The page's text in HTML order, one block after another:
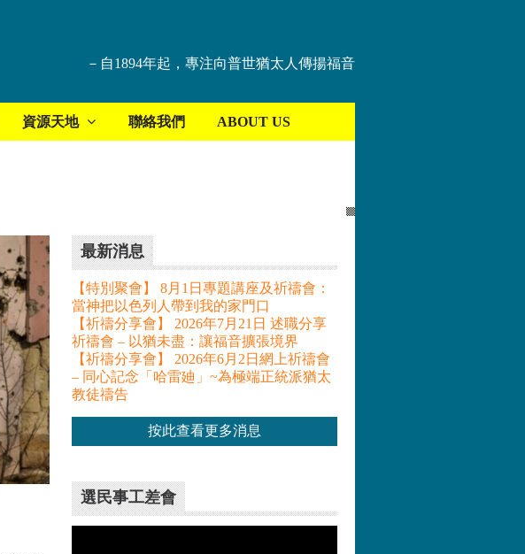
－自1894年起，專注向普世猶太人傳揚福音
資源天地 聯絡我們 ABOUT US
最新消息
【特別聚會】 8月1日專題講座及祈禱會：
當神把以色列人帶到我的家門口
【祈禱分享會】 2026年7月21日 述職分享
祈禱會 – 以猶未盡：讓福音擴張境界
【祈禱分享會】 2026年6月2日網上祈禱會
– 同心記念「哈雷廸」~為極端正統派猶太
教徒禱告
按此查看更多消息
選民事工差會